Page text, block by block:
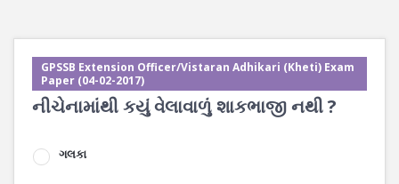
GPSSB Extension Officer/Vistaran Adhikari (Kheti) Exam
Paper (04-02-2017)
નીચેનામાંથી કયું વેલાવાળું શાકભાજી નથી ?
ગલકા